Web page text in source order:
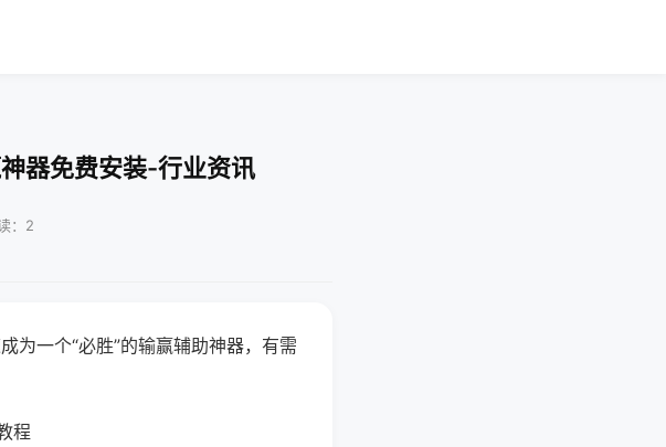
器免费安装-行业资讯
：2
为一个“必胜”的输赢辅助神器，有需
程